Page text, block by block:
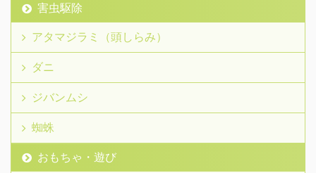
害虫駆除
アタマジラミ（頭しらみ）
ダニ
ジバンムシ
蜘蛛
おもちゃ・遊び